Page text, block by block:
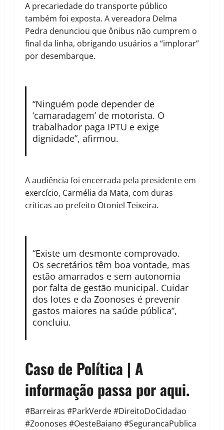
A precariedade do transporte público
também foi exposta. A vereadora Delma
Pedra denunciou que ônibus não cumprem o
final da linha, obrigando usuários a “implorar”
por desembarque.
“Ninguém pode depender de
‘camaradagem’ de motorista. O
trabalhador paga IPTU e exige
dignidade”, afirmou.
A audiência foi encerrada pela presidente em
exercício, Carmélia da Mata, com duras
críticas ao prefeito Otoniel Teixeira.
“Existe um desmonte comprovado.
Os secretários têm boa vontade, mas
estão amarrados e sem autonomia
por falta de gestão municipal. Cuidar
dos lotes e da Zoonoses é prevenir
gastos maiores na saúde pública”,
concluiu.
Caso de Política | A
informação passa por aqui.
#Barreiras #ParkVerde #DireitoDoCidadao
#Zoonoses #OesteBaiano #SegurancaPublica